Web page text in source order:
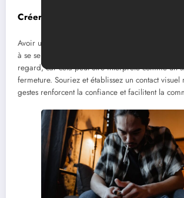
Créer une atmosphère accueillante
Avoir une posture ouverte et détendue peut
à se sentir à l’aise. Évitez de croiser les bras ou
regard, car cela peut être interprété comme un
fermeture. Souriez et établissez un contact
gestes renforcent la confiance et facilitent la